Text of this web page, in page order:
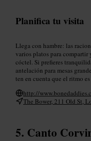
Planifica tu visita
Llega con hambre: las
varios platos para compartir
cóctel. Si prefieres
antelación para mesas
ten en cuenta que el ritmo
http://
The Bower, 211 Old St,
Canto